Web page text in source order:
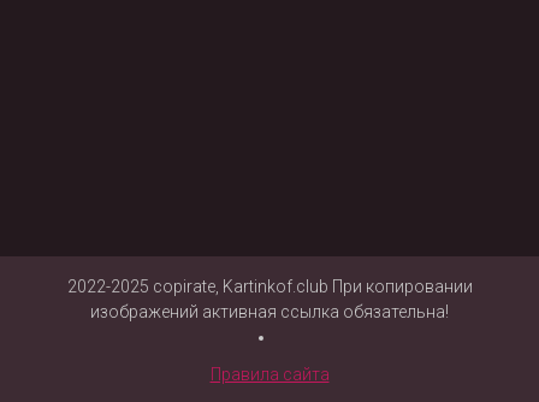
2022-2025 copirate, Kartinkof.club При копировании
изображений активная ссылка обязательна!
Правила сайта